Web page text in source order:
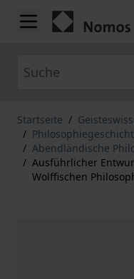
Zum Inhalt springen
Startseite /
/
/ Abendländische
/ Ausführlicher
Wolffischen